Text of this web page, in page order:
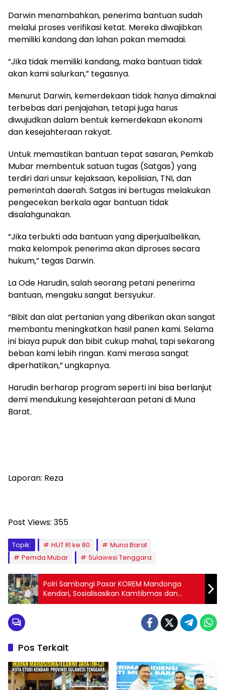
Darwin menambahkan, penerima bantuan sudah
melalui proses verifikasi ketat. Mereka diwajibkan
memiliki kandang dan lahan pakan memadai.
“Jika tidak memiliki kandang, maka bantuan tidak
akan kami salurkan,” tegasnya.
Menurut Darwin, kemerdekaan tidak hanya dimaknai
terbebas dari penjajahan, tetapi juga harus
diwujudkan dalam bentuk kemerdekaan ekonomi
dan kesejahteraan rakyat.
Untuk memastikan bantuan tepat sasaran, Pemkab
Mubar membentuk satuan tugas (Satgas) yang
terdiri dari unsur kejaksaan, kepolisian, TNI, dan
pemerintah daerah. Satgas ini bertugas melakukan
pengecekan berkala agar bantuan tidak
disalahgunakan.
“Jika terbukti ada bantuan yang diperjualbelikan,
maka kelompok penerima akan diproses secara
hukum,” tegas Darwin.
La Ode Harudin, salah seorang petani penerima
bantuan, mengaku sangat bersyukur.
“Bibit dan alat pertanian yang diberikan akan sangat
membantu meningkatkan hasil panen kami. Selama
ini biaya pupuk dan bibit cukup mahal, tapi sekarang
beban kami lebih ringan. Kami merasa sangat
diperhatikan,” ungkapnya.
Harudin berharap program seperti ini bisa berlanjut
demi mendukung kesejahteraan petani di Muna
Barat.
Laporan: Reza
Post Views: 355
Topik: HUT RI ke 80
Muna Barat
Pemda Mubar
Sulawesi Tenggara
Polri Sambangi Pasar KOREM Mandonga
Kendari, Sosialisasikan Kamtibmas dan
Ketahanan Pangan
Pos Terkait